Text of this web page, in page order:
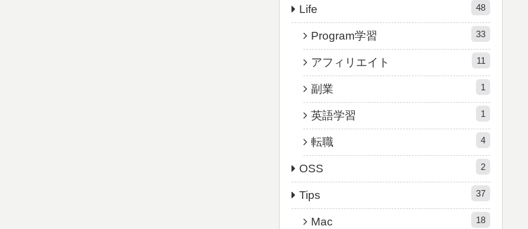
Life 48
Program学習 33
アフィリエイト 11
副業 1
英語学習 1
転職 4
OSS 2
Tips 37
Mac 18